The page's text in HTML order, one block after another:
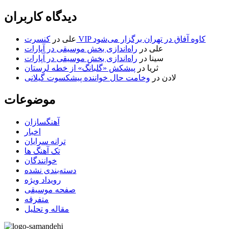
دیدگاه کاربران
علی در
کنسرت VIP کاوه آفاق در تهران برگزار می‌شود
علی در راه‌اندازی بخش موسیقی در آپارات
سینا در راه‌اندازی بخش موسیقی در آپارات
ثریا در پیشکش «گلبانگ» از خطه لرستان
لادن در وخامت حال خواننده پیشکسوت گیلانی
موضوعات
آهنگسازان
اخبار
ترانه سرایان
تک آهنگ ها
خوانندگان
دسته‌بندی نشده
رویداد ویژه
صفحه موسیقی
متفرقه
مقاله و تحلیل